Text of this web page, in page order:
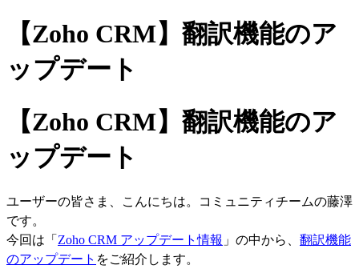
【Zoho CRM】翻訳機能のア
ップデート
【Zoho CRM】翻訳機能のア
ップデート
ユーザーの皆さま、こんにちは。コミュニティチームの藤澤
です。
今回は「 Zoho CRM アップデート情報 」の中から、 翻訳機能
のアップデート をご紹介します。